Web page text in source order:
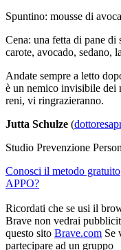
Spuntino: mousse di
Cena: una fetta di pane di
carote, avocado, sedano,
Andate sempre a letto
è un nemico invisibile dei
reni, vi ringrazieranno.
Jutta Schulze (
Studio Prevenzione
Conosci il metodo gratuito
APPO?
Ricordati che se usi il
Brave non vedrai
questo sito Brave.com Se
partecipare ad un gruppo